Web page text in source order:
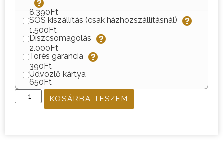
8.390Ft
SOS kiszállítás (csak házhozszállításnál)
1.500Ft
Díszcsomagolás
2.000Ft
Törés garancia
390Ft
Üdvözlő kártya
650Ft
KOSÁRBA TESZEM